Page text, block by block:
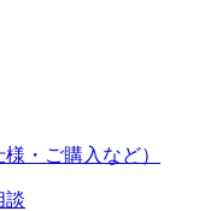
・ご購入など）
談